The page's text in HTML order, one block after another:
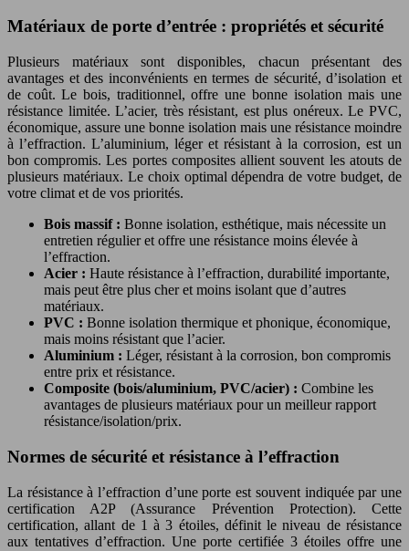
Matériaux de porte d’entrée : propriétés et sécurité
Plusieurs matériaux sont disponibles, chacun présentant des
avantages et des inconvénients en termes de sécurité, d’isolation et
de coût. Le bois, traditionnel, offre une bonne isolation mais une
résistance limitée. L’acier, très résistant, est plus onéreux. Le PVC,
économique, assure une bonne isolation mais une résistance moindre
à l’effraction. L’aluminium, léger et résistant à la corrosion, est un
bon compromis. Les portes composites allient souvent les atouts de
plusieurs matériaux. Le choix optimal dépendra de votre budget, de
votre climat et de vos priorités.
Bois massif : Bonne isolation, esthétique, mais nécessite un
entretien régulier et offre une résistance moins élevée à
l’effraction.
Acier : Haute résistance à l’effraction, durabilité importante,
mais peut être plus cher et moins isolant que d’autres
matériaux.
PVC : Bonne isolation thermique et phonique, économique,
mais moins résistant que l’acier.
Aluminium : Léger, résistant à la corrosion, bon compromis
entre prix et résistance.
Composite (bois/aluminium, PVC/acier) : Combine les
avantages de plusieurs matériaux pour un meilleur rapport
résistance/isolation/prix.
Normes de sécurité et résistance à l’effraction
La résistance à l’effraction d’une porte est souvent indiquée par une
certification A2P (Assurance Prévention Protection). Cette
certification, allant de 1 à 3 étoiles, définit le niveau de résistance
aux tentatives d’effraction. Une porte certifiée 3 étoiles offre une